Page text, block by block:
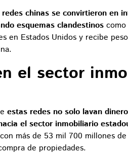
redes chinas se convirtieron en
esquemas clandestinos como
en Estados Unidos y recibe
el sector
estas redes no solo lavan
el sector inmobiliario
más de 53 mil 700 millones
de propiedades.